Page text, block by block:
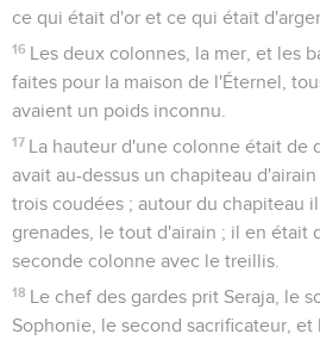
ce qui était d'or et ce qui était
16 Les deux colonnes, la mer, et les
faites pour la maison de l'Éternel,
avaient un poids inconnu.
17 La hauteur d'une colonne était de
avait au-dessus un chapiteau
trois coudées ; autour du chapiteau
grenades, le tout d'airain ; il en était
seconde colonne avec le treillis.
18 Le chef des gardes prit Seraja, le
Sophonie, le second sacrificateur, et